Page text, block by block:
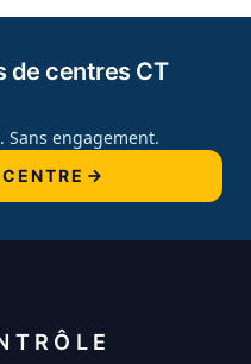
de centres CT
Sans engagement.